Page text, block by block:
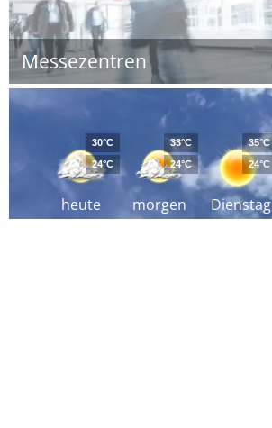
Messezentren
heute
30°C
24°C
morgen
33°C
24°C
Dienstag
35°C
24°C